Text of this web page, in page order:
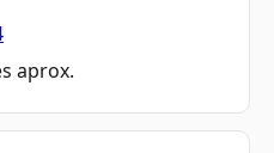
aprox.